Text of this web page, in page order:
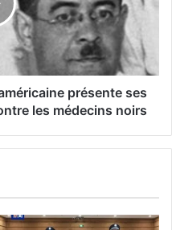
présente ses
les médecins noirs